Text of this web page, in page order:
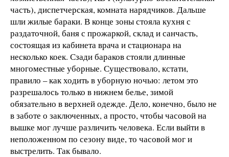
часть), диспетчерская, комната нарядчиков. Дальше
шли жилые бараки. В конце зоны стояла кухня с
раздаточной, баня с прожаркой, склад и санчасть,
состоящая из кабинета врача и стационара на
несколько коек. Сзади бараков стояли длинные
многоместные уборные. Существовало, кстати,
правило – как ходить в уборную ночью: летом это
разрешалось только в нижнем белье, зимой
обязательно в верхней одежде. Дело, конечно, было не
в заботе о заключенных, а просто, чтобы часовой на
вышке мог лучше различить человека. Если выйти в
неположенном по сезону виде, то часовой мог и
выстрелить. Так бывало.